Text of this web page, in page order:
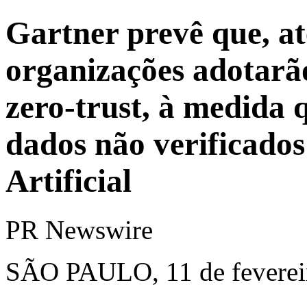
Gartner prevê que,
organizações
zero-trust, à medida
dados não
Artificial
PR Newswire
SÃO PAULO, 11 de